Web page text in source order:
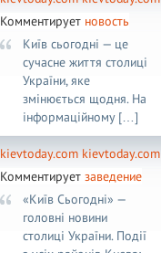
Комментирует новость
Київ сьогодні — це
сучасне життя столиці
України, яке
змінюється щодня. На
інформаційному […]
kievtoday.com kievtoday.com
Комментирует заведение
«Київ Сьогодні» —
головні новини
столиці України. Події